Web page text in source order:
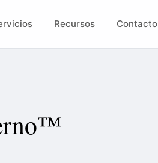
Recursos Contacto